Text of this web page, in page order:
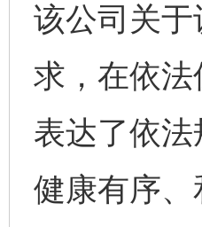
该公司关
求，在依
表达了依
健康有序